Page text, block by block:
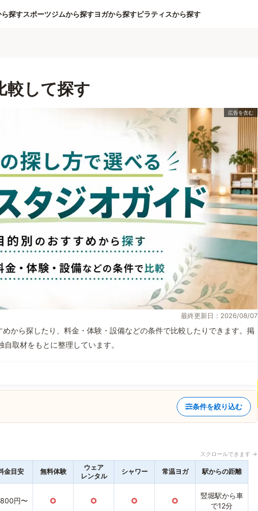
探すスポーツジムから探すヨガから探すピラティスから探す
較して探す
最終更新日：2026/08/07
から探したり、料金・体験・設備などの条件で比較したりできます。掲
取材をもとに整理しています。
条件を絞り込む
スクロールできます →
金目安 無料体験
ウェア
レンタル
シャワー 常温ヨガ 駅からの距離
円〜 ○ ○ ○ ○
竪堀駅から車
で12分